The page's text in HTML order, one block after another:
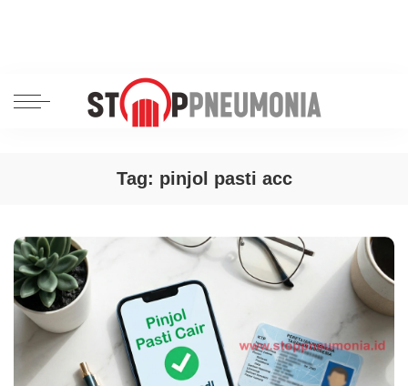
Tag: pinjol pasti acc